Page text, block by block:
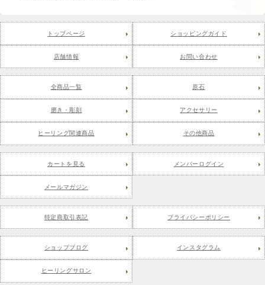
トップページ ショッピングガイド
店舗情報 お問い合わせ
全商品一覧 原石
磨き・彫刻 アクセサリー
ヒーリング関連商品 その他商品
カートを見る メンバーログイン
メールマガジン
特定商取引表記 プライバシーポリシー
ショップブログ インスタグラム
ヒーリングサロン